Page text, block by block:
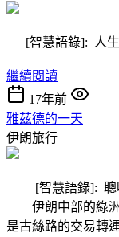
[智慧語錄]: 人生
繼續閱讀
17年前
雅茲德的一天
伊朗旅行
[智慧語錄]: 聰明
伊朗中部的綠洲
是古絲路的交易轉